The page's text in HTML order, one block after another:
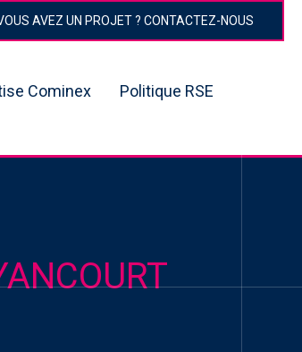
Cominex Politique RSE
AVEZ UN PROJET ? CONTACTEZ-NOUS